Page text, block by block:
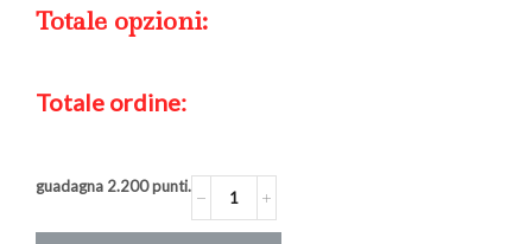
Totale opzioni:
Totale ordine:
guadagna 2.200punti.